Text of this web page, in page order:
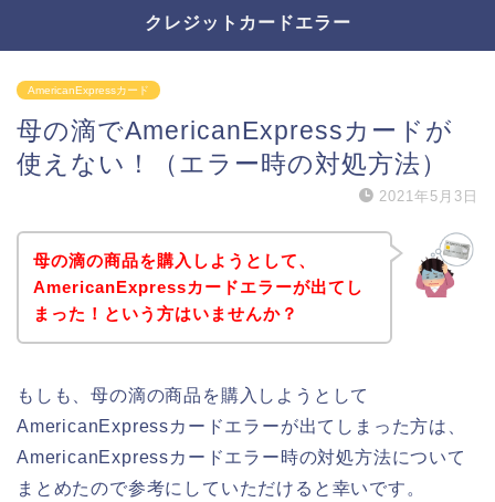
クレジットカードエラー
AmericanExpressカード
母の滴でAmericanExpressカードが
使えない！（エラー時の対処方法）
2021年5月3日
母の滴の商品を購入しようとして、
AmericanExpressカードエラーが出てし
まった！という方はいませんか？
もしも、母の滴の商品を購入しようとして
AmericanExpressカードエラーが出てしまった方は、
AmericanExpressカードエラー時の対処方法について
まとめたので参考にしていただけると幸いです。